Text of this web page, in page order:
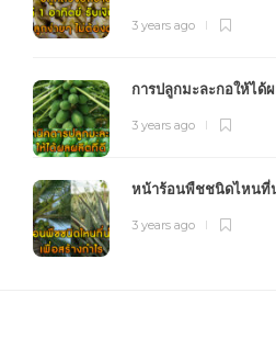
3 years ago
การปลูกมะละกอให้ได้
3 years ago
หน้าร้อนพืชชนิดไหนที่น่
3 years ago